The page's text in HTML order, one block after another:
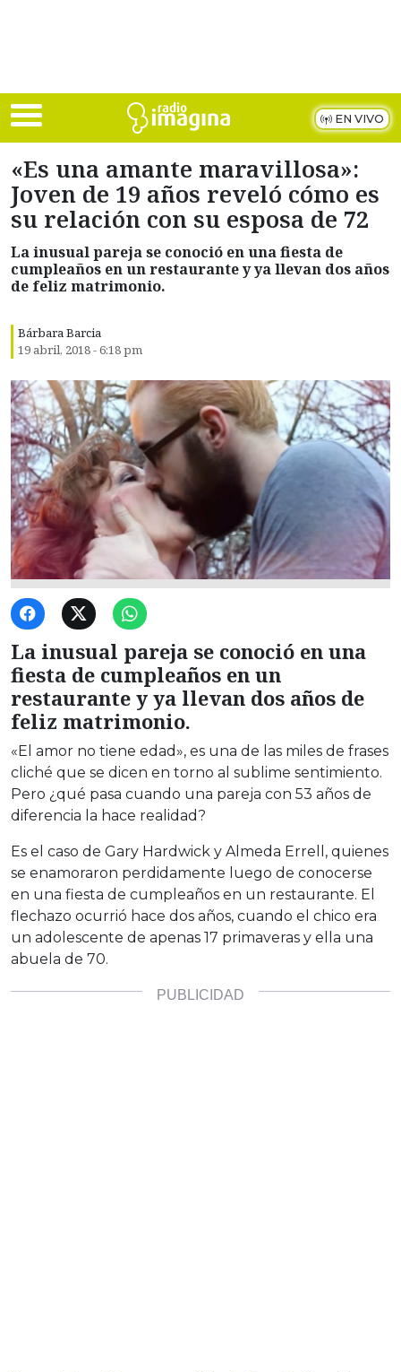
EN VIVO
«Es una amante maravillosa»:
Joven de 19 años reveló cómo es
su relación con su esposa de 72
La inusual pareja se conoció en una fiesta de
cumpleaños en un restaurante y ya llevan dos años
de feliz matrimonio.
Bárbara Barcia
19 abril, 2018 - 6:18 pm
La inusual pareja se conoció en una
fiesta de cumpleaños en un
restaurante y ya llevan dos años de
feliz matrimonio.
«El amor no tiene edad», es una de las miles de frases
cliché que se dicen en torno al sublime sentimiento.
Pero ¿qué pasa cuando una pareja con 53 años de
diferencia la hace realidad?
Es el caso de Gary Hardwick y Almeda Errell, quienes
se enamoraron perdidamente luego de conocerse
en una fiesta de cumpleaños en un restaurante. El
flechazo ocurrió hace dos años, cuando el chico era
un adolescente de apenas 17 primaveras y ella una
abuela de 70.